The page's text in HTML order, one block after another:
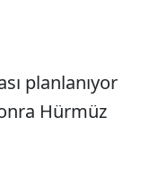
planlanıyor
Hürmüz